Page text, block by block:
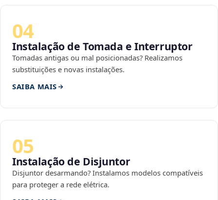
04
Instalação de Tomada e Interruptor
Tomadas antigas ou mal posicionadas? Realizamos
substituições e novas instalações.
SAIBA MAIS
05
Instalação de Disjuntor
Disjuntor desarmando? Instalamos modelos compatíveis
para proteger a rede elétrica.